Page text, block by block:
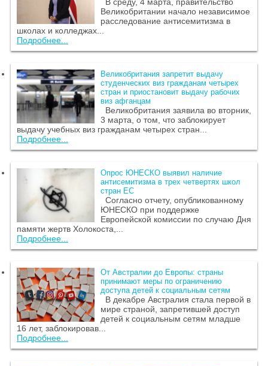
Великобритании начало независимое
расследование антисемитизма в
школах и колледжах...
Подробнее...
Великобритания запретит выдачу
студенческих виз гражданам четырех
стран и приостановит выдачу рабочих
виз афганцам
Великобритания заявила во вторник,
3 марта, о том, что заблокирует
выдачу учебных виз гражданам четырех стран...
Подробнее...
Опрос ЮНЕСКО выявил наличие
антисемитизма в трех четвертях школ
стран ЕС
Согласно отчету, опубликованному
ЮНЕСКО при поддержке
Европейской комиссии по случаю Дня
памяти жертв Холокоста,...
Подробнее...
От Австралии до Европы: страны
принимают меры по ограничению
доступа детей к социальным сетям
В декабре Австралия стала первой в
мире страной, запретившей доступ
детей к социальным сетям младше
16 лет, заблокировав...
Подробнее...